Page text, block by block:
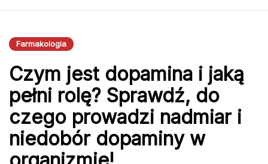
medycyny oraz
ratownictwa
Farmakologia
Czym jest dopamina i jaką
pełni rolę? Sprawdź, do
czego prowadzi nadmiar i
niedobór dopaminy w